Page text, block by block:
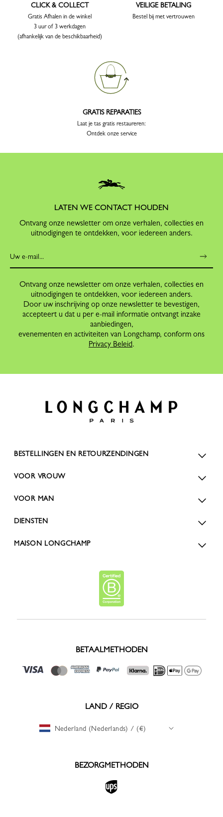
CLICK & COLLECT
Gratis Afhalen in de winkel
3 uur of 3 werkdagen
(afhankelijk van de beschikbaarheid)
VEILIGE BETALING
Bestel bij met vertrouwen
GRATIS REPARATIES
Laat je tas gratis restaureren:
Ontdek onze service
LATEN WE CONTACT HOUDEN
Ontvang onze newsletter om onze verhalen, collecties en
uitnodigingen te ontdekken, voor iedereen anders.
Ontvang onze newsletter om onze verhalen, collecties en
uitnodigingen te ontdekken, voor iedereen anders.
Door uw inschrijving op onze newsletter te bevestigen,
accepteert u dat u per e-mail informatie ontvangt inzake
aanbiedingen,
evenementen en activiteiten van Longchamp, conform ons
Privacy Beleid.
BESTELLINGEN EN RETOURZENDINGEN
VOOR VROUW
VOOR MAN
DIENSTEN
MAISON LONGCHAMP
BETAALMETHODEN
LAND / REGIO
Nederland (Nederlands) / (€)
BEZORGMETHODEN